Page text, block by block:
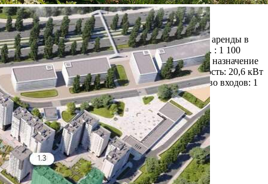
Москва / Московская обл
Получить контакты Посмотреть на карте
ХАРАКТЕРИСТИКИ ПОМЕЩЕНИЯ Стоимость аренды в
мес. : 113 629 рублей Стоимость аренды за м2/мес. : 1 100
рублей Площадь: 103,3 м2 Назначение: свободное назначение
Отделка: нет Потолки: 4,69 м Разрешенная мощность: 20,6 кВт
Система вентиляции: 200х200, 100х100 Количество входов: 1
Количество этажей в помещении:...
703 (+1)
Навигация
Характеристики
О помещении
Где находится
Контакты
Другие объявления